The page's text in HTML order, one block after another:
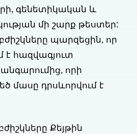
գենետիկական և
մի շարք թեստեր:
պարզեցին, որ
է հազվագյուտ
որի
մասը դրսևորվում է
Քեյթին